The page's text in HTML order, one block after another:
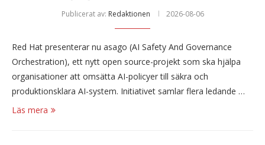
Publicerat av: Redaktionen 2026-08-06
Red Hat presenterar nu asago (AI Safety And Governance
Orchestration), ett nytt open source-projekt som ska hjälpa
organisationer att omsätta AI-policyer till säkra och
produktionsklara AI-system. Initiativet samlar flera ledande …
Läs mera